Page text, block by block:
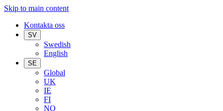
Skip to main content
Kontakta oss
SV
Swedish
English
SE
Global
UK
IE
FI
NO